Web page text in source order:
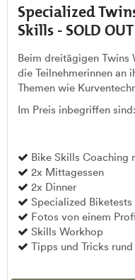
Specialized
Skills - SOLD OUT
Beim dreitägigen Twins
die Teilnehmerinnen an
Themen wie
Im Preis inbegriffen sind:
Bike Skills Coaching
2x Mittagessen
2x Dinner
Specialized Biketests
Fotos von einem Profi
Skills Workhop
Tipps und Tricks